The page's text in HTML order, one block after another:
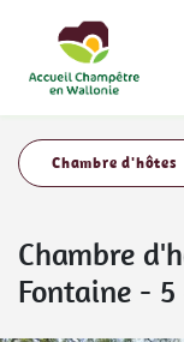
Chambre d'hôtes
Chambre
Fontaine -